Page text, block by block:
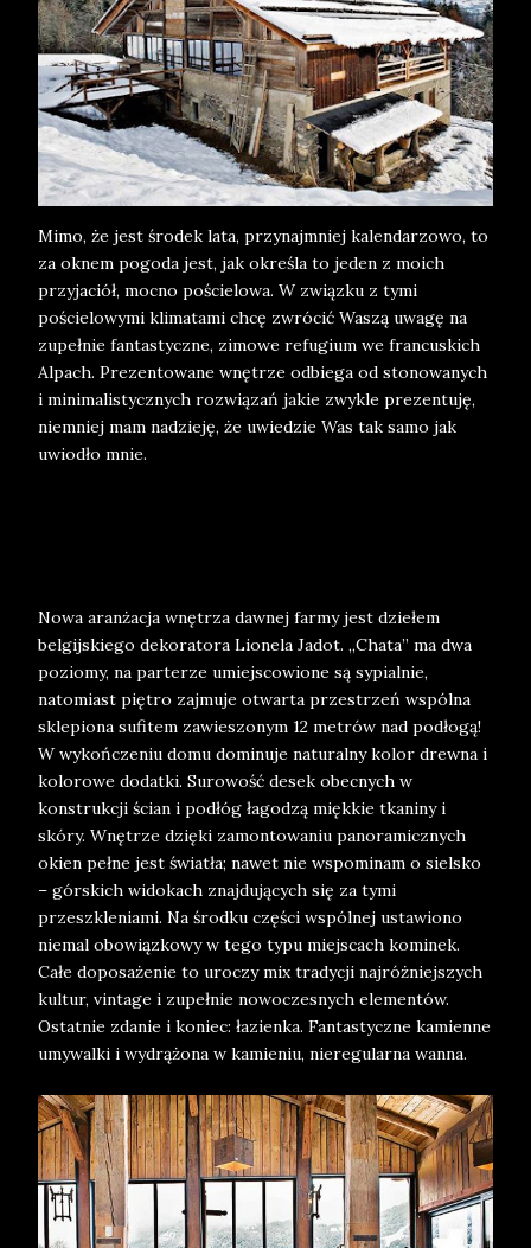
Mimo, że jest środek lata, przynajmniej kalendarzowo, to
za oknem pogoda jest, jak określa to jeden z moich
przyjaciół, mocno pościelowa. W związku z tymi
pościelowymi klimatami chcę zwrócić Waszą uwagę na
zupełnie fantastyczne, zimowe refugium we francuskich
Alpach. Prezentowane wnętrze odbiega od stonowanych
i minimalistycznych rozwiązań jakie zwykle prezentuję,
niemniej mam nadzieję, że uwiedzie Was tak samo jak
uwiodło mnie.
Nowa aranżacja wnętrza dawnej farmy jest dziełem
belgijskiego dekoratora Lionela Jadot. „Chata” ma dwa
poziomy, na parterze umiejscowione są sypialnie,
natomiast piętro zajmuje otwarta przestrzeń wspólna
sklepiona sufitem zawieszonym 12 metrów nad podłogą!
W wykończeniu domu dominuje naturalny kolor drewna i
kolorowe dodatki. Surowość desek obecnych w
konstrukcji ścian i podłóg łagodzą miękkie tkaniny i
skóry. Wnętrze dzięki zamontowaniu panoramicznych
okien pełne jest światła; nawet nie wspominam o sielsko
– górskich widokach znajdujących się za tymi
przeszkleniami. Na środku części wspólnej ustawiono
niemal obowiązkowy w tego typu miejscach kominek.
Całe doposażenie to uroczy mix tradycji najróżniejszych
kultur, vintage i zupełnie nowoczesnych elementów.
Ostatnie zdanie i koniec: łazienka. Fantastyczne kamienne
umywalki i wydrążona w kamieniu, nieregularna wanna.